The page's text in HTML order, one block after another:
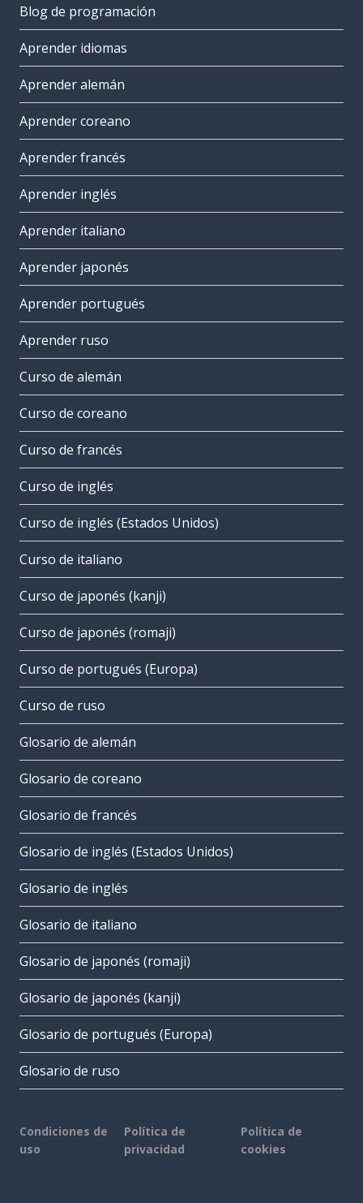
Blog de programación
Aprender idiomas
Aprender alemán
Aprender coreano
Aprender francés
Aprender inglés
Aprender italiano
Aprender japonés
Aprender portugués
Aprender ruso
Curso de alemán
Curso de coreano
Curso de francés
Curso de inglés
Curso de inglés (Estados Unidos)
Curso de italiano
Curso de japonés (kanji)
Curso de japonés (romaji)
Curso de portugués (Europa)
Curso de ruso
Glosario de alemán
Glosario de coreano
Glosario de francés
Glosario de inglés (Estados Unidos)
Glosario de inglés
Glosario de italiano
Glosario de japonés (romaji)
Glosario de japonés (kanji)
Glosario de portugués (Europa)
Glosario de ruso
Condiciones de
uso
Política de
privacidad
Política de
cookies